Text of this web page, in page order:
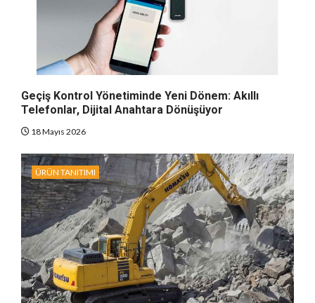
Geçiş Kontrol Yönetiminde Yeni Dönem: Akıllı
Telefonlar, Dijital Anahtara Dönüşüyor
18 Mayıs 2026
ÜRÜN TANITIMI